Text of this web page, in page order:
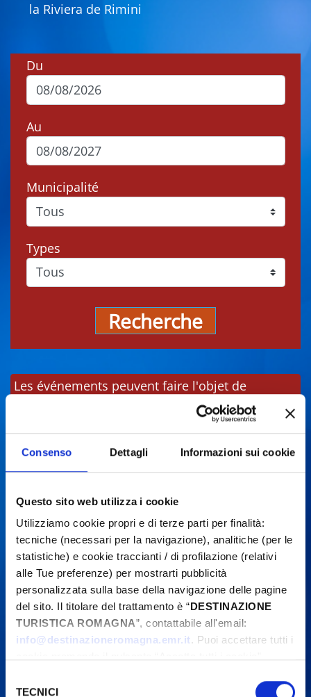
Consenso Dettagli Informazioni sui cookie
Questo sito web utilizza i cookie
Utilizziamo cookie propri e di terze parti per finalità:
tecniche (necessari per la navigazione), analitiche (per le
statistiche) e cookie traccianti / di profilazione (relativi
alle Tue preferenze) per mostrarti pubblicità
personalizzata sulla base della navigazione delle pagine
del sito. Il titolare del trattamento è “DESTINAZIONE
TURISTICA ROMAGNA”, contattabile all'email:
info@destinazioneromagna.emr.it. Puoi accettare tutti i
gestire le tue preferenze facendo clic su “Personalizza”.
delTECNICI
la Riviera de Rimini
Du
Au
Municipalité
Types
Recherche
Les événements peuvent faire l'objet de
modifications. Contactez toujours les
organisateurs avant de vous rendre sur place.